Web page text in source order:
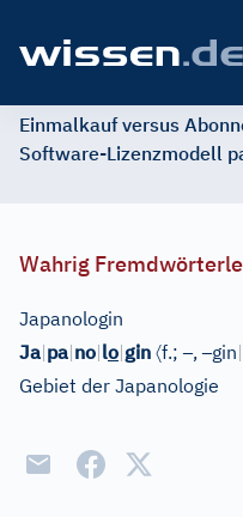
Einmalkauf versus
Software-Lizenzmodell
Wahrig
Japanologin
Ja|pa|no|lo|gin 〈f.;–,–gin|
Gebiet der Japanologie